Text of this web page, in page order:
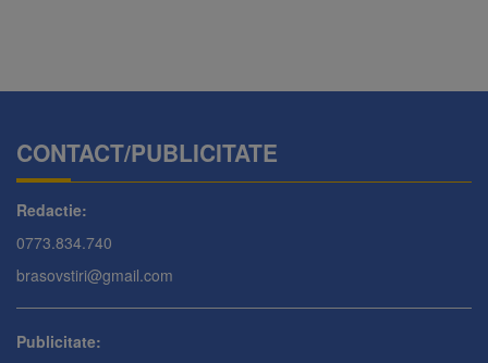
CONTACT/PUBLICITATE
Redactie:
0773.834.740
brasovstiri@gmail.com
Publicitate: